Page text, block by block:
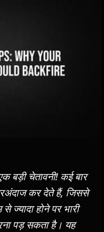
बड़ी चेतावनी! कई बार
कर देते हैं, जिससे
ज्यादा होने पर भारी
पड़ सकता है। यह